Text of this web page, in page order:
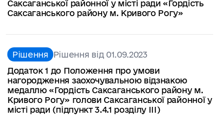
Саксаганської районної у місті ради «Гордість
Саксаганського району м. Кривого Рогу»
Рішення Рішення від 01.09.2023
Додаток 1 до Положення про умови
нагородження заохочувальною відзнакою
медаллю «Гордість Саксаганського району м.
Кривого Рогу» голови Саксаганської районної у
місті ради (підпункт 3.4.1 розділу ІІІ)